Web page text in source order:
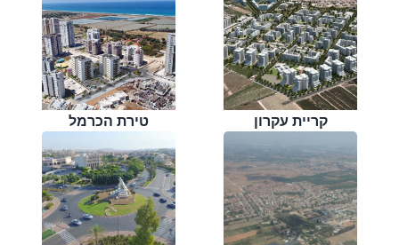
טירת הכרמל קריית עקרון